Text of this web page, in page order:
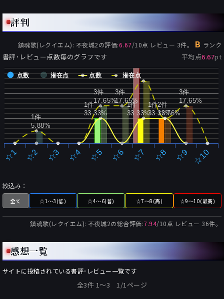
評判
鎮魂歌(レクイエム): 不夜城2の評価:6.67/10点 レビュー 3件。 B ランク
書評･レビュー点数毎のグラフです 平均点6.67pt
点数 潜在点 点数 潜在点
☆1 ☆2 ☆3 ☆4 ☆5 ☆6 ☆7 ☆8 ☆9 ☆10
1件
33.33%
1件
33.33%
1件
33.33%
1件
5.88%
3件
17.65%
3件
17.65%
2件
11.76%
3件
17.65%
絞込み：
全て ☆1～3(低) ☆4～6(普) ☆7～8(高) ☆9～10(最高)
鎮魂歌(レクイエム): 不夜城2の総合評価:7.94/10点 レビュー 36件。
感想一覧
サイトに投稿されている書評･レビュー一覧です
全3件 1〜3 1/1ページ